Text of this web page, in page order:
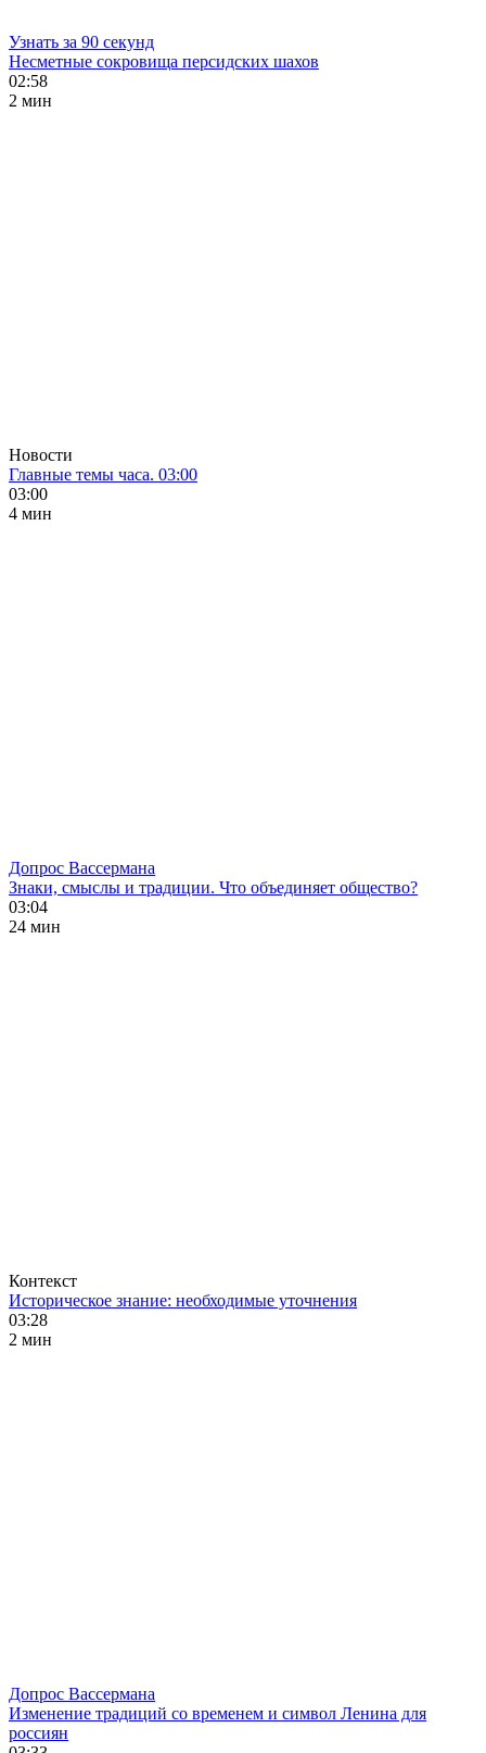
Узнать за 90 секунд
Несметные сокровища персидских шахов
02:58
2 мин
Новости
Главные темы часа. 03:00
03:00
4 мин
Допрос Вассермана
Знаки, смыслы и традиции. Что объединяет общество?
03:04
24 мин
Контекст
Историческое знание: необходимые уточнения
03:28
2 мин
Допрос Вассермана
Изменение традиций со временем и символ Ленина для
россиян